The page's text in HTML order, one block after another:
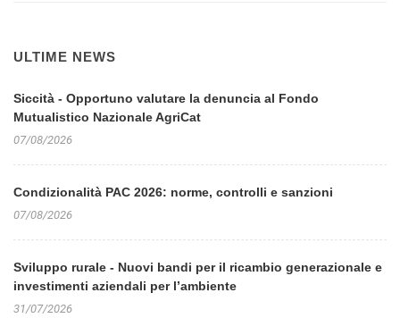
ULTIME NEWS
Siccità - Opportuno valutare la denuncia al Fondo
Mutualistico Nazionale AgriCat
07/08/2026
Condizionalità PAC 2026: norme, controlli e sanzioni
07/08/2026
Sviluppo rurale - Nuovi bandi per il ricambio generazionale e
investimenti aziendali per l’ambiente
31/07/2026